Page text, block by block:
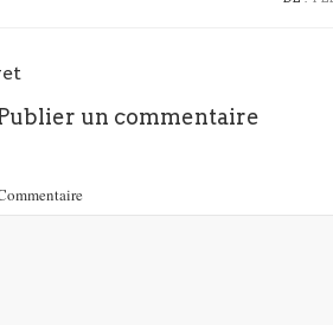
un commentaire